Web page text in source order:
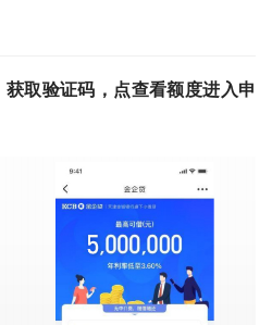
取验证码，点查看额度进入申